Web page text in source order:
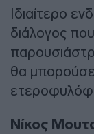
Ιδιαίτερο
διάλογος
θα
Νίκος